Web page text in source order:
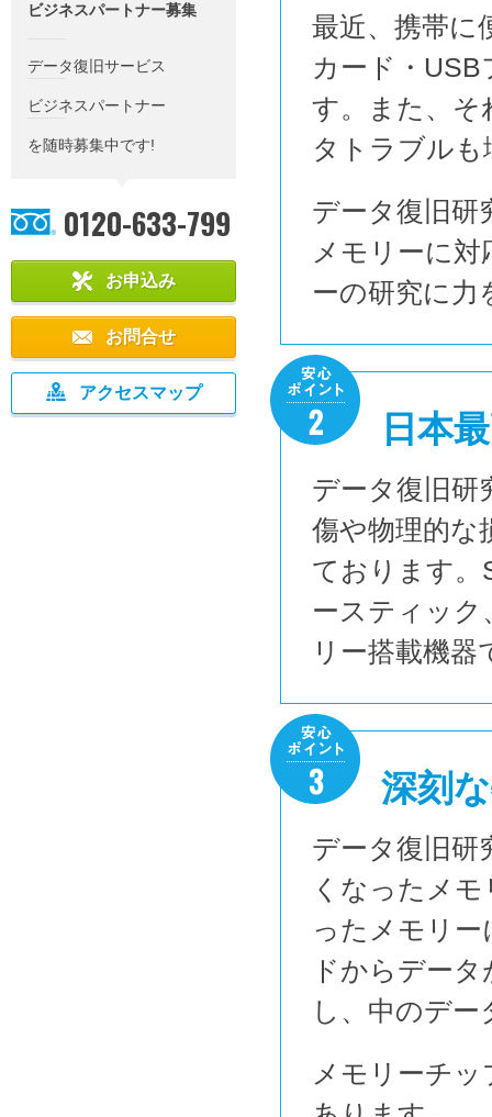
ビジネスパートナー募集
データ復旧サービス
ビジネスパートナー
を随時募集中です!
0120-633-799
お申込み
お問合せ
アクセスマップ
最近、携帯に
カード・
す。また、そ
タトラブル
データ復旧研
メモリーに
ーの研究に力
日本
データ復旧研
傷や物理的な
ております
ースティッ
リー搭載機
深刻
データ復旧研
くなったメ
ったメモリ
ドからデー
し、中のデ
メモリーチ